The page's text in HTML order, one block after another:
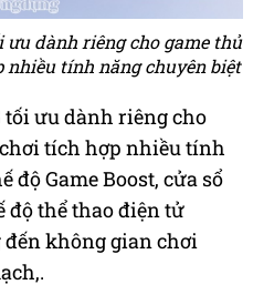
ưu dành riêng cho game thủ
nhiều tính năng chuyên biệt
tối ưu dành riêng cho
tích hợp nhiều tính
độ Game Boost, cửa sổ
độ thể thao điện tử
không gian chơi